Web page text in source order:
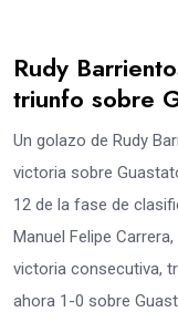
Rudy
triunfo sobre
Un golazo de Rudy
victoria sobre
12 de la fase de
Manuel Felipe
victoria consecutiva,
ahora 1-0 sobre